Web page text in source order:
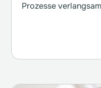
Prozesse